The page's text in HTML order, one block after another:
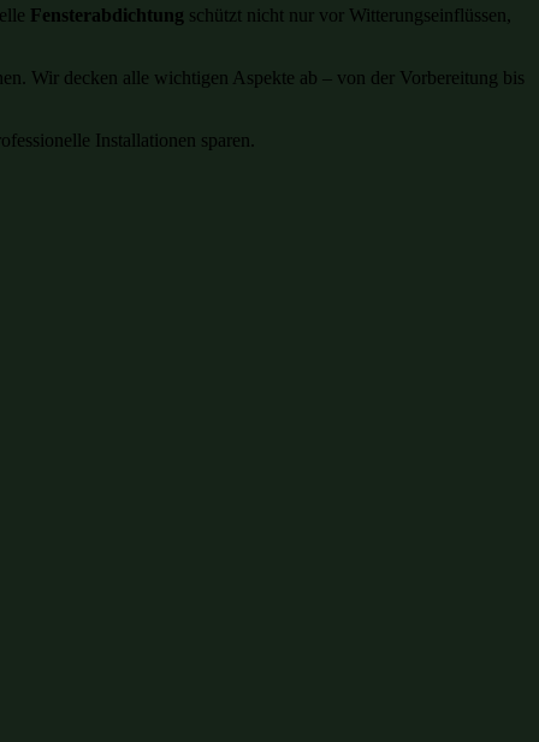
Fensterabdichtung schützt nicht nur vor Witterungseinflüssen,
Wir decken alle wichtigen Aspekte ab – von der Vorbereitung bis
Installationen sparen.